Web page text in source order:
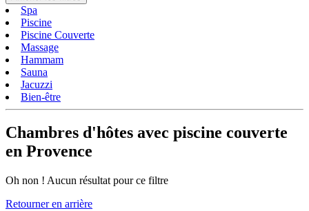
Spa
Piscine
Piscine Couverte
Massage
Hammam
Sauna
Jacuzzi
Bien-être
Chambres d'hôtes avec piscine couverte
en Provence
Oh non ! Aucun résultat pour ce filtre
Retourner en arrière